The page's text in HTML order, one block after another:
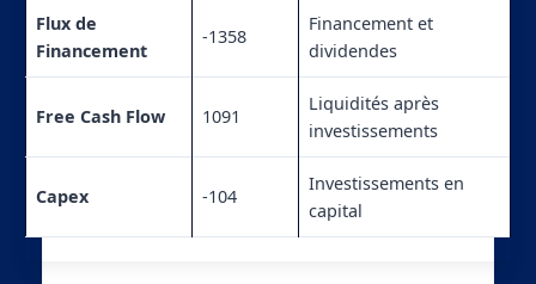
Flux de
Financement
-1358
Financement et
dividendes
Free Cash Flow 1091
Liquidités après
investissements
Capex -104
Investissements en
capital